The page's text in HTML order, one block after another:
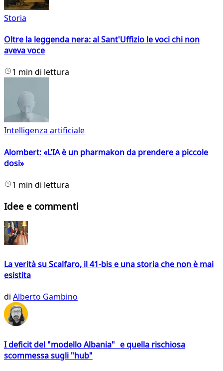
Storia
Oltre la leggenda nera: al Sant'Uffizio le voci chi non
aveva voce
1 min di lettura
Intelligenza artificiale
Alombert: «L’IA è un pharmakon da prendere a piccole
dosi»
1 min di lettura
Idee e commenti
La verità su Scalfaro, il 41-bis e una storia che non è mai
esistita
di Alberto Gambino
I deficit del "modello Albania" e quella rischiosa
scommessa sugli "hub"